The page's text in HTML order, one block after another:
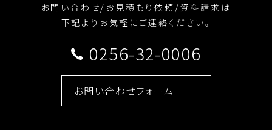
お問い合わせ/お見積もり依頼/資料請求は
下記よりお気軽にご連絡ください。
0256-32-0006
お問い合わせフォーム